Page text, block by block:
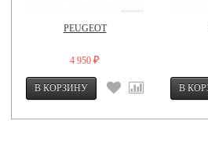
PEUGEOT
4 950 ₽